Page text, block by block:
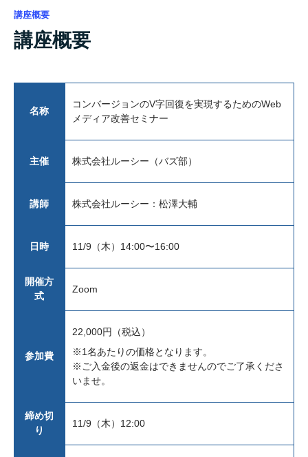
講座概要
講座概要
名称
コンバージョンのV字回復を実現するためのWeb
メディア改善セミナー
主催 株式会社ルーシー（バズ部）
講師 株式会社ルーシー：松澤大輔
日時 11/9（木）14:00〜16:00
開催方
式
Zoom
参加費
22,000円（税込）
※1名あたりの価格となります。
※ご入金後の返金はできませんのでご了承くださ
いませ。
締め切
り
11/9（木）12:00